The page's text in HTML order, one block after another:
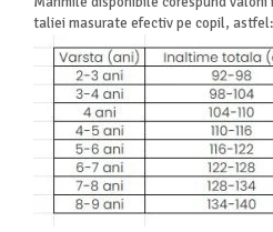
taliei masurate efectiv pe copil, astfel: